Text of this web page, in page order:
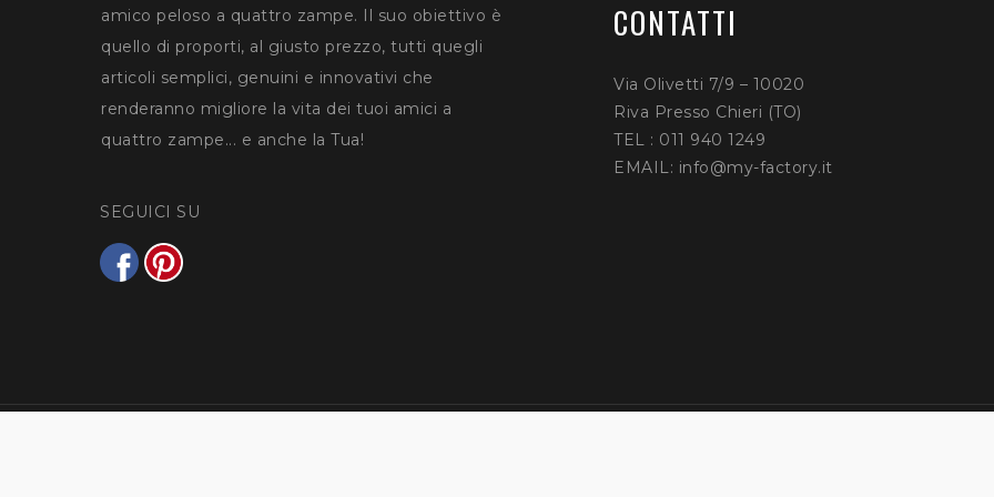
amico peloso a quattro zampe. Il suo obiettivo è
quello di proporti, al giusto prezzo, tutti quegli
articoli semplici, genuini e innovativi che
renderanno migliore la vita dei tuoi amici a
quattro zampe... e anche la Tua!
SEGUICI SU
CONTATTI
Via Olivetti 7/9 – 10020
Riva Presso Chieri (TO)
TEL : 011 940 1249
EMAIL: info@my-factory.it